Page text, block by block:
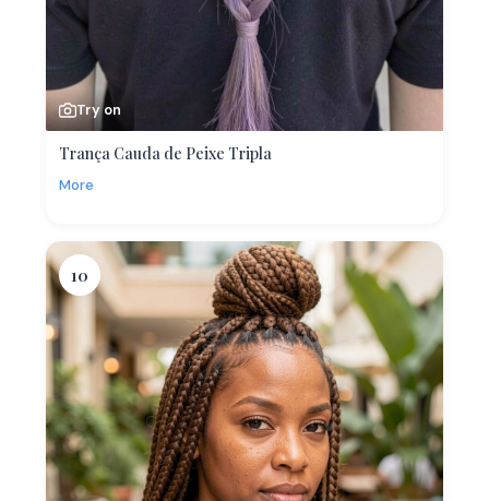
Try on
Trança Cauda de Peixe Tripla
More
10